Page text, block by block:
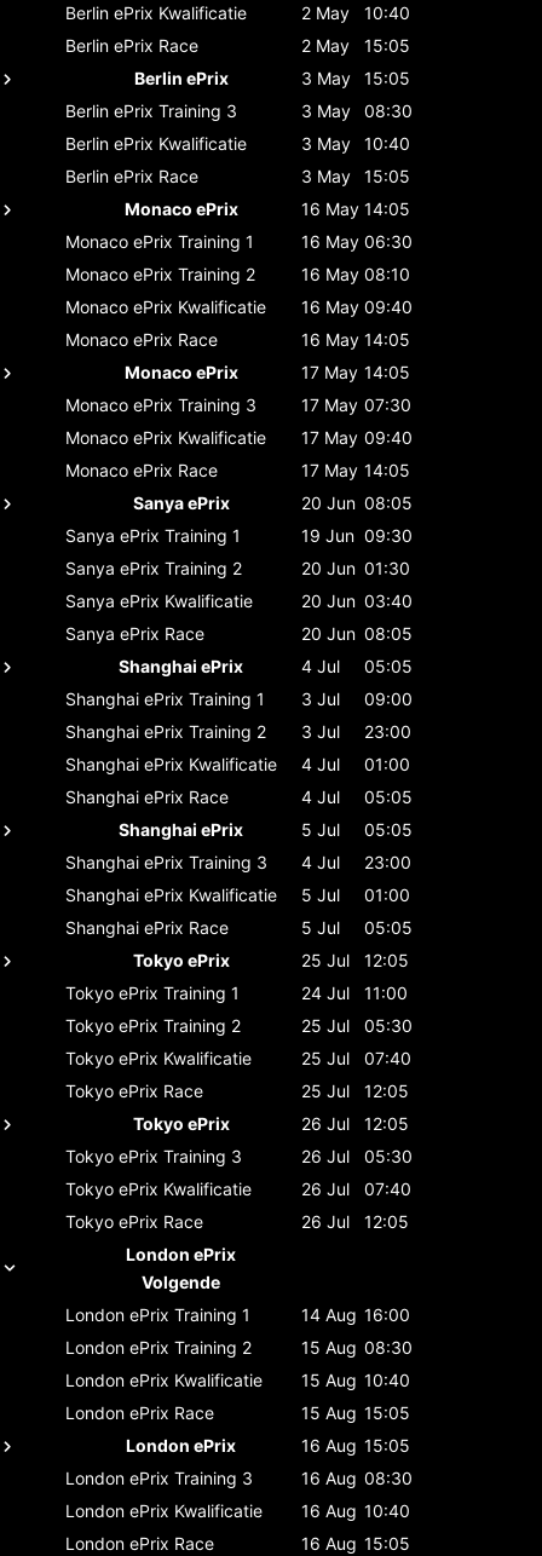
Berlin ePrix Kwalificatie 2 May
10:40
Berlin ePrix Race 2 May
15:05
Berlin ePrix
3 May
15:05
Berlin ePrix Training 3 3 May
08:30
Berlin ePrix Kwalificatie 3 May
10:40
Berlin ePrix Race 3 May
15:05
Monaco ePrix
16 May 14:05
Monaco ePrix Training 1 16 May 06:30
Monaco ePrix Training 2 16 May 08:10
Monaco ePrix Kwalificatie 16 May 09:40
Monaco ePrix Race 16 May 14:05
Monaco ePrix
17 May 14:05
Monaco ePrix Training 3 17 May 07:30
Monaco ePrix Kwalificatie 17 May 09:40
Monaco ePrix Race 17 May 14:05
Sanya ePrix
20 Jun 08:05
Sanya ePrix Training 1 19 Jun 09:30
Sanya ePrix Training 2 20 Jun 01:30
Sanya ePrix Kwalificatie 20 Jun 03:40
Sanya ePrix Race 20 Jun 08:05
Shanghai ePrix
4 Jul
05:05
Shanghai ePrix Training 1 3 Jul
09:00
Shanghai ePrix Training 2 3 Jul
23:00
Shanghai ePrix Kwalificatie 4 Jul
01:00
Shanghai ePrix Race 4 Jul
05:05
Shanghai ePrix
5 Jul
05:05
Shanghai ePrix Training 3 4 Jul
23:00
Shanghai ePrix Kwalificatie 5 Jul
01:00
Shanghai ePrix Race 5 Jul
05:05
Tokyo ePrix
25 Jul
12:05
Tokyo ePrix Training 1 24 Jul
11:00
Tokyo ePrix Training 2 25 Jul
05:30
Tokyo ePrix Kwalificatie 25 Jul
07:40
Tokyo ePrix Race 25 Jul
12:05
Tokyo ePrix
26 Jul
12:05
Tokyo ePrix Training 3 26 Jul
05:30
Tokyo ePrix Kwalificatie 26 Jul
07:40
Tokyo ePrix Race 26 Jul
12:05
London ePrix
Volgende
London ePrix Training 1 14 Aug 16:00
London ePrix Training 2 15 Aug 08:30
London ePrix Kwalificatie 15 Aug 10:40
London ePrix Race 15 Aug 15:05
London ePrix
16 Aug 15:05
London ePrix Training 3 16 Aug 08:30
London ePrix Kwalificatie 16 Aug 10:40
London ePrix Race 16 Aug 15:05